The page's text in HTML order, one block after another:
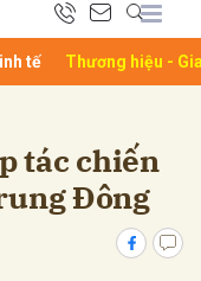
tế Thương hiệu -
tác chiến
Đông
Hủy